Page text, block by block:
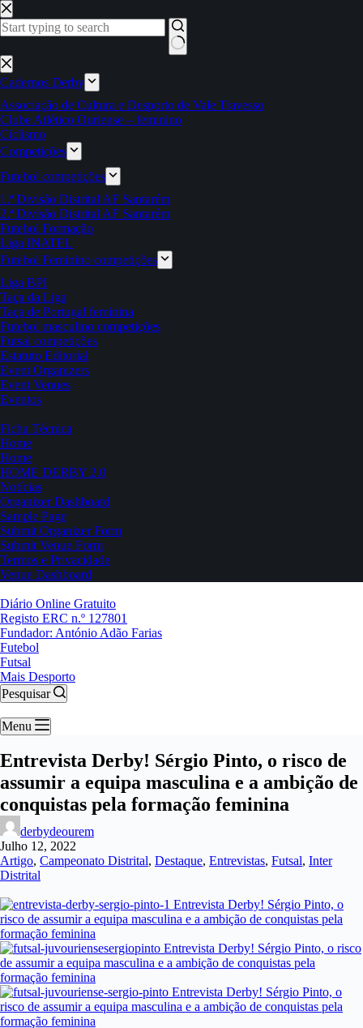
Pular
para
o
Sem
resultados
Cadernos Derby
Associação de Cultura e Desporto de Vale Travesso
Clube Atlético Ouriense – feminino
Ciclismo
Competições
Futebol competições
1.ª Divisão Distrital AF Santarém
2.ª Divisão Distrital AF Santarém
Futebol Formação
Liga INATEL
Futebol Feminino competições
Liga BPI
Taça da Liga
Taça de Portugal feminina
Futebol masculino competições
Futsal competições
Estatuto Editorial
Event Organizers
Event Venues
Eventos
Ficha Técnica
Home
Home
HOME DERBY 2.0
Notícias
Organizer Dashboard
Sample Page
Submit Organizer Form
Submit Venue Form
Termos e Privacidade
Venue Dashboard
Diário Online Gratuito
Registo ERC n.º 127801
Fundador: António Adão Farias
Futebol
Futsal
Mais Desporto
Pesquisar
Menu
Entrevista Derby! Sérgio Pinto, o risco de
assumir a equipa masculina e a ambição de
conquistas pela formação feminina
derbydeourem
Julho 12, 2022
Artigo, Campeonato Distrital, Destaque, Entrevistas, Futsal, Inter
Distrital